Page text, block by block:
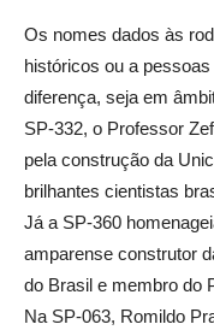
Os nomes dados às
históricos ou a
diferença, seja em
SP-332, o Professor
pela construção da
brilhantes cientistas
Já a SP-360
amparense construtor
do Brasil e membro do
Na SP-063, Romildo